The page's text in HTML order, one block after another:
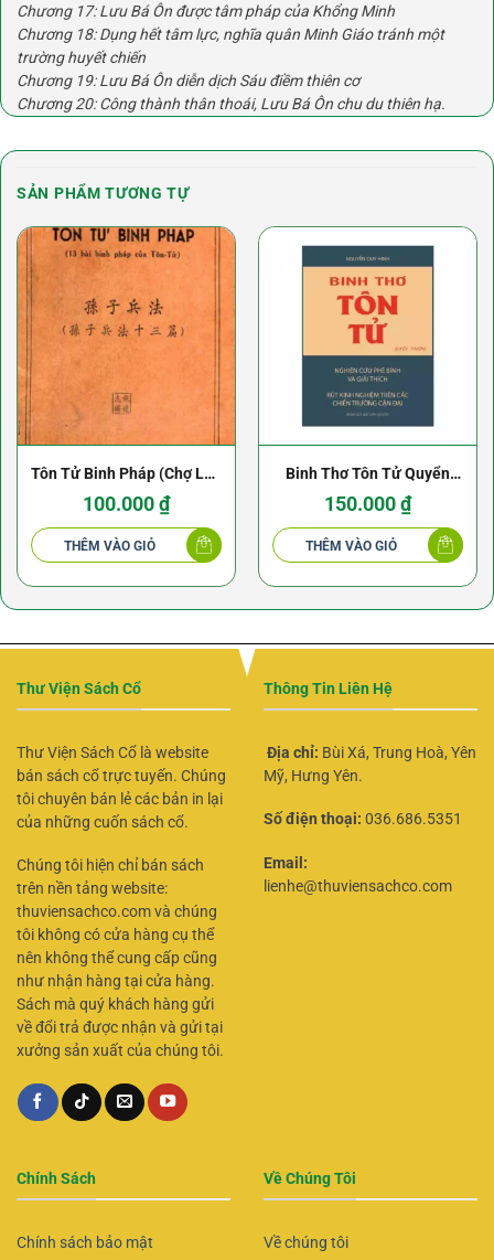
Chương 17: Lưu Bá Ôn được tâm pháp của Khổng Minh
Chương 18: Dụng hết tâm lực, nghĩa quân Minh Giáo tránh một
trường huyết chiến
Chương 19: Lưu Bá Ôn diễn dịch Sáu điềm thiên cơ
Chương 20: Công thành thân thoái, Lưu Bá Ôn chu du thiên hạ.
SẢN PHẨM TƯƠNG TỰ
Tôn Tử Binh Pháp (Chợ Lớn
1955) – Thi Đạt Chí
100.000₫
THÊM VÀO GIỎ
Binh Thơ Tôn Tử Quyển
Thượng – Nguyễn Duy
Hinh – NXB Khai Trí 1973
150.000₫
THÊM VÀO GIỎ
Thư Viện Sách Cổ
Thư Viện Sách Cổ là website
bán sách cổ trực tuyến. Chúng
tôi chuyên bán lẻ các bản in lại
của những cuốn sách cổ.
Chúng tôi hiện chỉ bán sách
trên nền tảng website:
thuviensachco.com và chúng
tôi không có cửa hàng cụ thể
nên không thể cung cấp cũng
như nhận hàng tại cửa hàng.
Sách mà quý khách hàng gửi
về đổi trả được nhận và gửi tại
xưởng sản xuất của chúng tôi.
Thông Tin Liên Hệ
Địa chỉ: Bùi Xá, Trung Hoà, Yên
Mỹ, Hưng Yên.
Số điện thoại: 036.686.5351
Email:
lienhe@thuviensachco.com
Chính Sách
Chính sách bảo mật
Về Chúng Tôi
Về chúng tôi